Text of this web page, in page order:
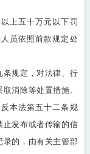
上五十万元以下罚
员依照前款规定处
规定，对法律、行
消除等处置措施、
本法第五十二条规
止发布或者传输的信
录的，由有关主管部